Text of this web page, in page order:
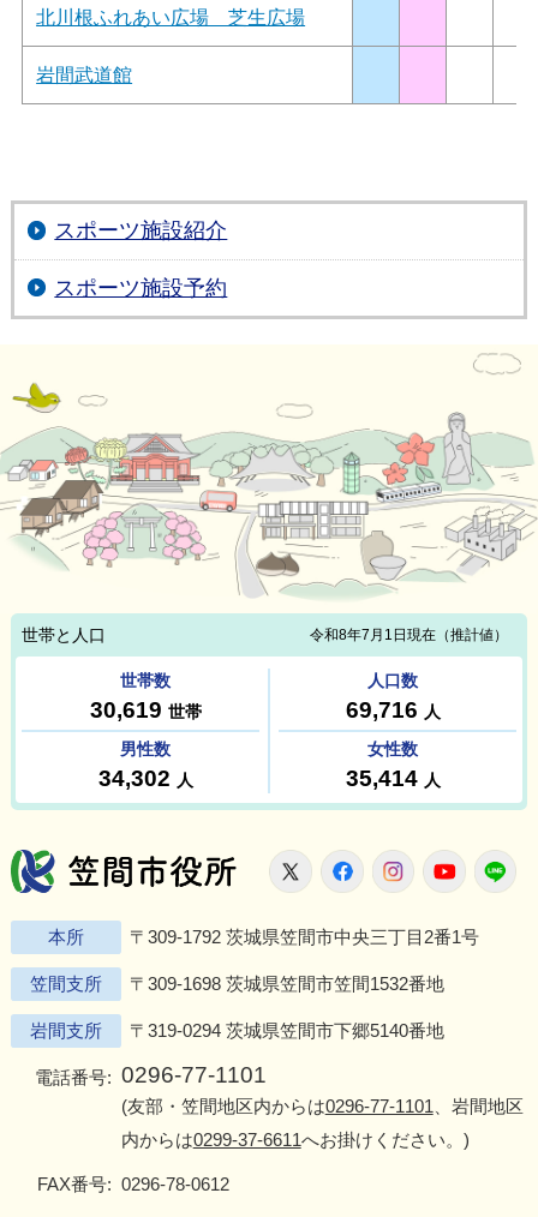
北川根ふれあい広場 芝生広場
岩間武道館
スポーツ施設紹介
スポーツ施設予約
笠間市役所
X FacebookInstagram
本所 〒309-1792 茨城県笠間市中央三丁目2番1号
笠間支所 〒309-1698 茨城県笠間市笠間1532番地
岩間支所 〒319-0294 茨城県笠間市下郷5140番地
電話番号: 0296-77-1101
(友部・笠間地区内からは0296-77-1101 、岩間地区
内からは0299-37-6611へお掛けください。)
FAX番号: 0296-78-0612